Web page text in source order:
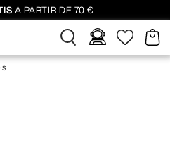
A PARTIR DE 70 €